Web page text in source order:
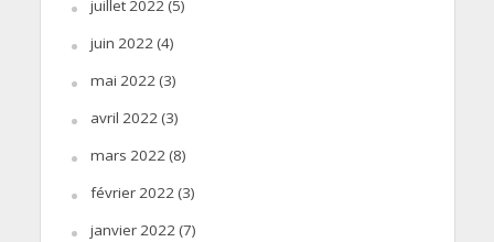
juillet 2022(5)
juin 2022(4)
mai 2022(3)
avril 2022(3)
mars 2022(8)
février 2022(3)
janvier 2022(7)